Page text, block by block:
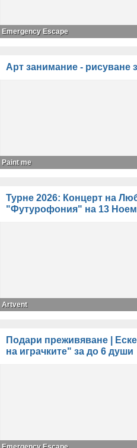
Emergency Escape
Арт занимание - рисуване
Paint me
Турне 2026: Концерт на
"Футурофония" на 13
Artvent
Подари преживяване |
на играчките" за до 6 души